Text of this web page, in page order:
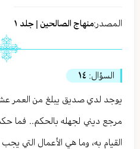
المصدر:منهاج الصالحين | جلد ١
السؤال: ١٤
يوجد لدي صديق يبلغ من العمر
مرجع ديني لجهله بالحكم.. فما
القيام به، وما هي الأعمال التي